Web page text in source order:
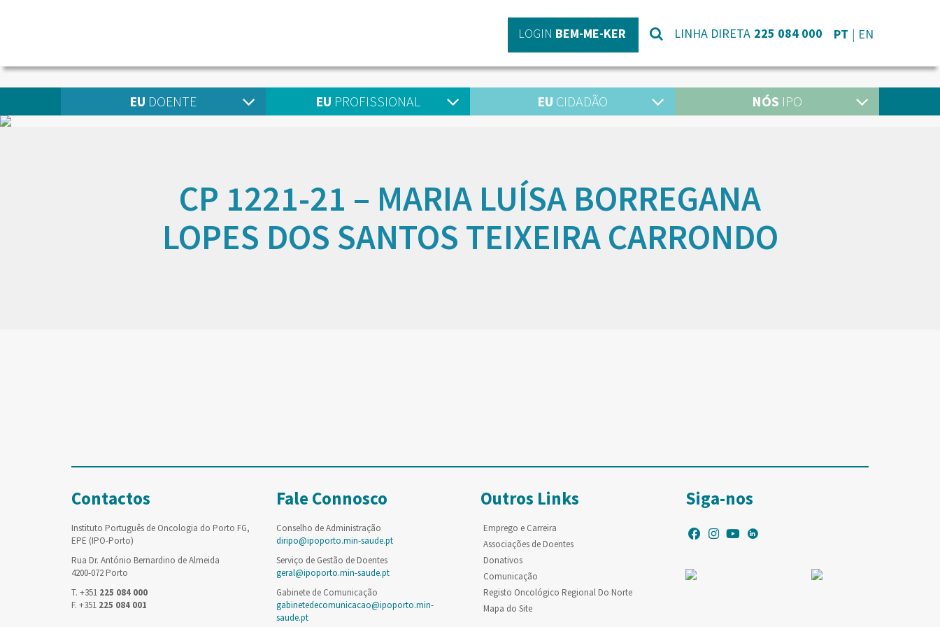
LOGIN BEM-ME-KER LINHA DIRETA 225 084 000 PT EN
EU DOENTE EU PROFISSIONAL EU CIDADÃO NÓS IPO
CP 1221-21 – MARIA LUÍSA BORREGANA
LOPES DOS SANTOS TEIXEIRA CARRONDO
Contactos
Instituto Português de Oncologia do Porto FG,
EPE (IPO-Porto)
Rua Dr. António Bernardino de Almeida
4200-072 Porto
T. +351 225 084 000
F. +351 225 084 001
Fale Connosco
Conselho de Administração
diripo@ipoporto.min-saude.pt
Serviço de Gestão de Doentes
geral@ipoporto.min-saude.pt
Gabinete de Comunicação
gabinetedecomunicacao@ipoporto.min-
saude.pt
Outros Links
Emprego e Carreira
Associações de Doentes
Donativos
Comunicação
Registo Oncológico Regional Do Norte
Mapa do Site
Siga-nos